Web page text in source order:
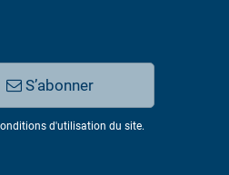
S’abonner
d'utilisation du site.